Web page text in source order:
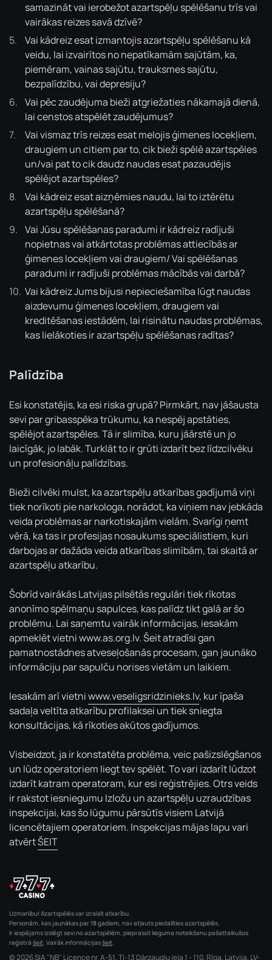
samazināt vai ierobežot azartspēļu spēlēšanu trīs vai
vairākas reizes savā dzīvē?
Vai kādreiz esat izmantojis azartspēļu spēlēšanu kā
veidu, lai izvairītos no nepatīkamām sajūtām, ka,
piemēram, vainas sajūtu, trauksmes sajūtu,
bezpalīdzību, vai depresiju?
Vai pēc zaudējuma bieži atgriežaties nākamajā dienā,
lai censtos atspēlēt zaudējumus?
Vai vismaz trīs reizes esat melojis ģimenes locekļiem,
draugiem un citiem par to, cik bieži spēlē azartspēles
un/vai pat to cik daudz naudas esat pazaudējis
spēlējot azartspēles?
Vai kādreiz esat aizņēmies naudu, lai to iztērētu
azartspēļu spēlēšanā?
Vai Jūsu spēlēšanas paradumi ir kādreiz radījuši
nopietnas vai atkārtotas problēmas attiecībās ar
ģimenes locekļiem vai draugiem/ Vai spēlēšanas
paradumi ir radījuši problēmas mācībās vai darbā?
Vai kādreiz Jums bijusi nepieciešamība lūgt naudas
aizdevumu ģimenes locekļiem, draugiem vai
kreditēšanas iestādēm, lai risinātu naudas problēmas,
kas lielākoties ir azartspēļu spēlēšanas radītas?
Palīdzība
Esi konstatējis, ka esi riska grupā? Pirmkārt, nav jāšausta
sevi par gribasspēka trūkumu, ka nespēj apstāties,
spēlējot azartspēles. Tā ir slimība, kuru jāārstē un jo
laicīgāk, jo labāk. Turklāt to ir grūti izdarīt bez līdzcilvēku
un profesionāļu palīdzības.
Bieži cilvēki mulst, ka azartspēļu atkarības gadījumā viņi
tiek norīkoti pie narkologa, norādot, ka viņiem nav jebkāda
veida problēmas ar narkotiskajām vielām. Svarīgi ņemt
vērā, ka tas ir profesijas nosaukums speciālistiem, kuri
darbojas ar dažāda veida atkarības slimībām, tai skaitā ar
azartspēļu atkarību.
Šobrīd vairākās Latvijas pilsētās regulāri tiek rīkotas
anonīmo spēlmaņu sapulces, kas palīdz tikt galā ar šo
problēmu. Lai saņemtu vairāk informācijas, iesakām
apmeklēt vietni www.as.org.lv. Šeit atradīsi gan
pamatnostādnes atveseļošanās procesam, gan jaunāko
informāciju par sapulču norises vietām un laikiem.
Iesakām arī vietniwww.veseligsridzinieks.lv, kur īpaša
sadaļa veltīta atkarību profilaksei un tiek sniegta
konsultācijas, kā rīkoties akūtos gadījumos.
Visbeidzot, ja ir konstatēta problēma, veic pašizslēgšanos
un lūdz operatoriem liegt tev spēlēt. To vari izdarīt lūdzot
izdarīt katram operatoram, kur esi reģistrējies. Otrs veids
ir rakstot iesniegumu Izložu un azartspēļu uzraudzības
inspekcijai, kas šo lūgumu pārsūtīs visiem Latvijā
licencētajiem operatoriem. Inspekcijas mājas lapu vari
atvērtŠEIT
Uzmanību! Azartspēlēs var izraisīt atkarību.
Personām, kas jaunākas par 18 gadiem, nav atļauts piedalīties azartspēlēs.
Ir iespējams izslēgt sevi no azartspēlēm, pieprasot lieguma noteikšanu pašatteikušos
reģistrā šeit. Vairāk informācijasšeit.
© 2026 SIA "NB" Licence nr. A-51, TI-13 Dārzaugļu iela 1 - 110, Rīga, Latvija, LV-